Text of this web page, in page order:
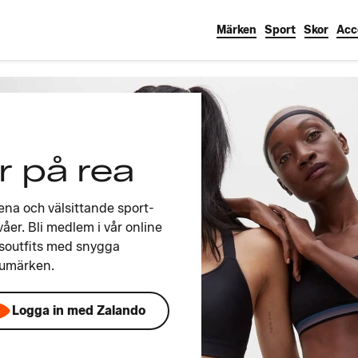
Märken Sport Skor
på rea
och välsittande sport-
Bli medlem i vår online
med snygga
Logga in med Zalando